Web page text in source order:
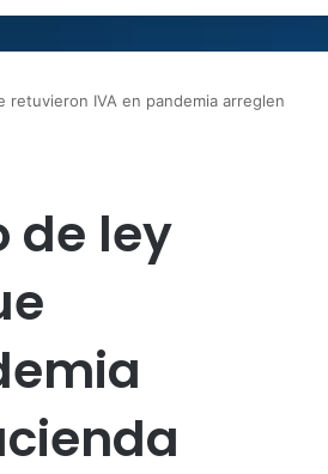
IVA en pandemia arreglen
de ley